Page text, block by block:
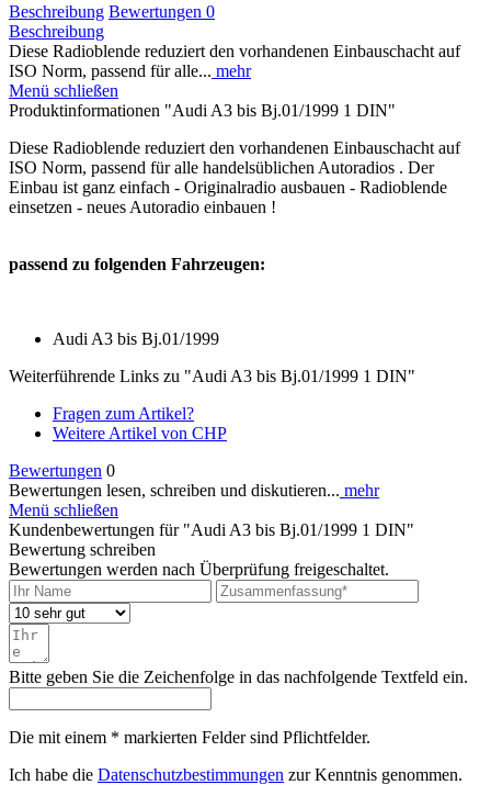
Beschreibung Bewertungen 0
Beschreibung
Diese Radioblende reduziert den vorhandenen Einbauschacht auf
ISO Norm, passend für alle... mehr
Menü schließen
Produktinformationen "Audi A3 bis Bj.01/1999 1 DIN"
Diese Radioblende reduziert den vorhandenen Einbauschacht auf
ISO Norm, passend für alle handelsüblichen Autoradios . Der
Einbau ist ganz einfach - Originalradio ausbauen - Radioblende
einsetzen - neues Autoradio einbauen !
passend zu folgenden Fahrzeugen:
Audi A3 bis Bj.01/1999
Weiterführende Links zu "Audi A3 bis Bj.01/1999 1 DIN"
Fragen zum Artikel?
Weitere Artikel von CHP
Bewertungen 0
Bewertungen lesen, schreiben und diskutieren... mehr
Menü schließen
Kundenbewertungen für "Audi A3 bis Bj.01/1999 1 DIN"
Bewertung schreiben
Bewertungen werden nach Überprüfung freigeschaltet.
Bitte geben Sie die Zeichenfolge in das nachfolgende Textfeld ein.
Die mit einem * markierten Felder sind Pflichtfelder.
Ich habe die Datenschutzbestimmungen zur Kenntnis genommen.